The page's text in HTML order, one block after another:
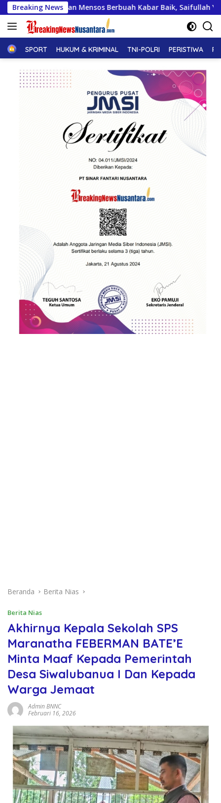
Langsung
ke
konten
Breaking News
Berbuah Kabar Baik, Saifullah Yusuf Dijadwalkan Buka
HomeSPORT HUKUM & KRIMINAL TNI-POLRI PERISTIWA
Beranda Berita Nias
Berita Nias
Akhirnya Kepala Sekolah SPS
Maranatha FEBERMAN BATE’E
Minta Maaf Kepada Pemerintah
Desa Siwalubanua I Dan Kepada
Warga Jemaat
Admin BNNC
Februari 16, 2026